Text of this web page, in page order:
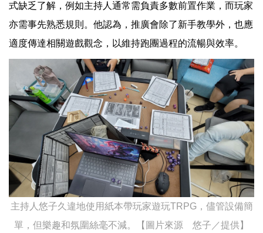
式缺乏了解，例如主持人通常需負責多數前置作業，而玩家
亦需事先熟悉規則。他認為，推廣會除了新手教學外，也應
適度傳達相關遊戲觀念，以維持跑團過程的流暢與效率。
主持人悠子久違地使用紙本帶玩家遊玩TRPG，儘管設備簡
單，但樂趣和氛圍絲毫不減。【圖片來源 悠子／提供】